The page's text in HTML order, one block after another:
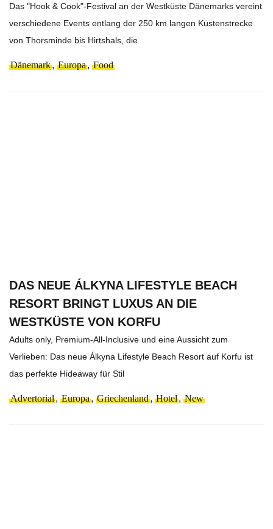
Das "Hook & Cook"-Festival an der Westküste Dänemarks vereint
verschiedene Events entlang der 250 km langen Küstenstrecke
von Thorsminde bis Hirtshals, die
Dänemark, Europa, Food
DAS NEUE ÁLKYNA LIFESTYLE BEACH
RESORT BRINGT LUXUS AN DIE
WESTKÜSTE VON KORFU
Adults only, Premium-All-Inclusive und eine Aussicht zum
Verlieben: Das neue Álkyna Lifestyle Beach Resort auf Korfu ist
das perfekte Hideaway für Stil
Advertorial, Europa, Griechenland, Hotel, New